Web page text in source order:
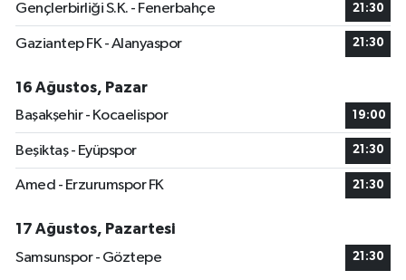
Gençlerbirliği S.K. - Fenerbahçe 21:30
Gaziantep FK - Alanyaspor 21:30
16 Ağustos, Pazar
Başakşehir - Kocaelispor
19:00
Beşiktaş - Eyüpspor 21:30
Amed - Erzurumspor FK 21:30
17 Ağustos, Pazartesi
Samsunspor - Göztepe
21:30